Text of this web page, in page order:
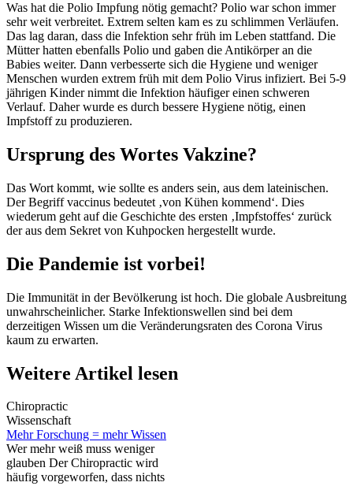
Was hat die Polio Impfung nötig gemacht? Polio war schon immer
sehr weit verbreitet. Extrem selten kam es zu schlimmen Verläufen.
Das lag daran, dass die Infektion sehr früh im Leben stattfand. Die
Mütter hatten ebenfalls Polio und gaben die Antikörper an die
Babies weiter. Dann verbesserte sich die Hygiene und weniger
Menschen wurden extrem früh mit dem Polio Virus infiziert. Bei 5-9
jährigen Kinder nimmt die Infektion häufiger einen schweren
Verlauf. Daher wurde es durch bessere Hygiene nötig, einen
Impfstoff zu produzieren.
Ursprung des Wortes Vakzine?
Das Wort kommt, wie sollte es anders sein, aus dem lateinischen.
Der Begriff vaccinus bedeutet ‚von Kühen kommend‘. Dies
wiederum geht auf die Geschichte des ersten ‚Impfstoffes‘ zurück
der aus dem Sekret von Kuhpocken hergestellt wurde.
Die Pandemie ist vorbei!
Die Immunität in der Bevölkerung ist hoch. Die globale Ausbreitung
unwahrscheinlicher. Starke Infektionswellen sind bei dem
derzeitigen Wissen um die Veränderungsraten des Corona Virus
kaum zu erwarten.
Weitere Artikel lesen
Chiropractic
Wissenschaft
Mehr Forschung = mehr Wissen
Wer mehr weiß muss weniger
glauben Der Chiropractic wird
häufig vorgeworfen, dass nichts